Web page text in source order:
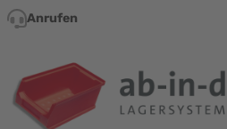
Direkt zum Inhalt
Anrufen